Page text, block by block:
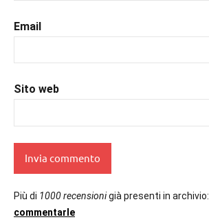
#uncuoretrailibri
Email
Sito web
Più di 1000 recensionigià presenti in archivio:
commentarle